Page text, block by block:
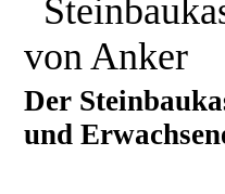
von Anker
Der
und